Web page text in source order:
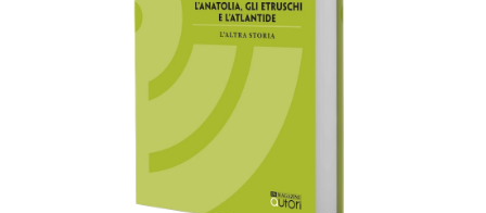
AGGIUNGI AL CARRELLO /